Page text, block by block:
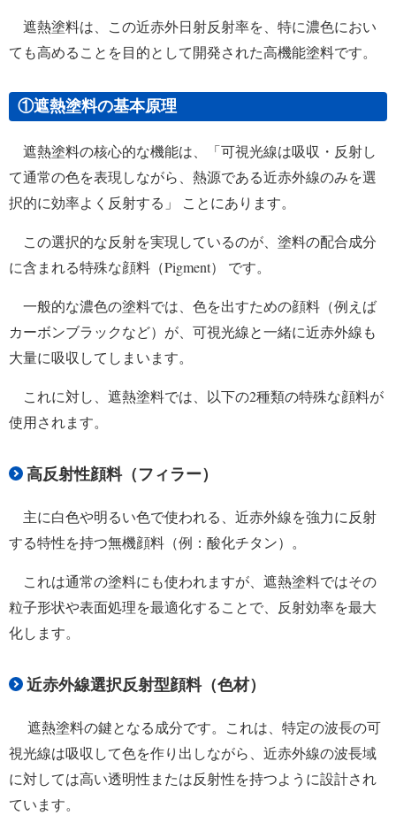
遮熱塗料は、この近赤外日射反射率を、特に濃色におい
ても高めることを目的として開発された高機能塗料です。
①遮熱塗料の基本原理
遮熱塗料の核心的な機能は、「可視光線は吸収・反射し
て通常の色を表現しながら、熱源である近赤外線のみを選
択的に効率よく反射する」 ことにあります。
この選択的な反射を実現しているのが、塗料の配合成分
に含まれる特殊な顔料（Pigment） です。
一般的な濃色の塗料では、色を出すための顔料（例えば
カーボンブラックなど）が、可視光線と一緒に近赤外線も
大量に吸収してしまいます。
これに対し、遮熱塗料では、以下の2種類の特殊な顔料が
使用されます。
高反射性顔料（フィラー）
主に白色や明るい色で使われる、近赤外線を強力に反射
する特性を持つ無機顔料（例：酸化チタン）。
これは通常の塗料にも使われますが、遮熱塗料ではその
粒子形状や表面処理を最適化することで、反射効率を最大
化します。
近赤外線選択反射型顔料（色材）
遮熱塗料の鍵となる成分です。これは、特定の波長の可
視光線は吸収して色を作り出しながら、近赤外線の波長域
に対しては高い透明性または反射性を持つように設計され
ています。